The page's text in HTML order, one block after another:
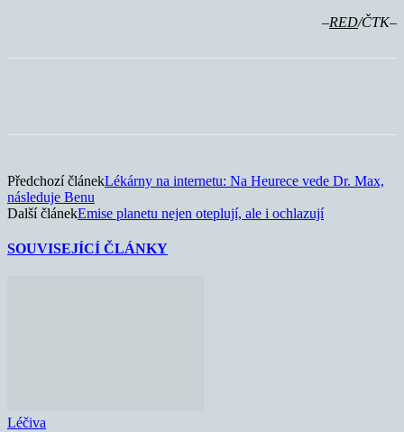
–RED/ČTK–
Předchozí článekLékárny na internetu: Na Heurece vede Dr. Max,
následuje Benu
Další článekEmise planetu nejen oteplují, ale i ochlazují
SOUVISEJÍCÍ ČLÁNKY
Léčiva